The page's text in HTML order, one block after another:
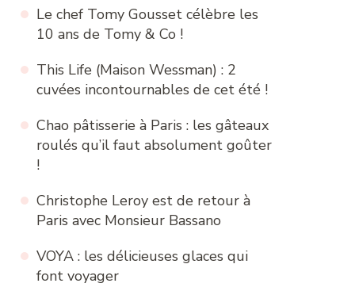
Le chef Tomy Gousset célèbre les
10 ans de Tomy & Co !
This Life (Maison Wessman) : 2
cuvées incontournables de cet été !
Chao pâtisserie à Paris : les gâteaux
roulés qu’il faut absolument goûter
!
Christophe Leroy est de retour à
Paris avec Monsieur Bassano
VOYA : les délicieuses glaces qui
font voyager